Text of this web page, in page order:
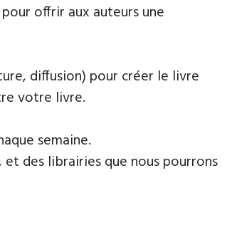
offrir aux auteurs une
diffusion) pour créer le livre
votre livre.
semaine.
des librairies que nous pourrons